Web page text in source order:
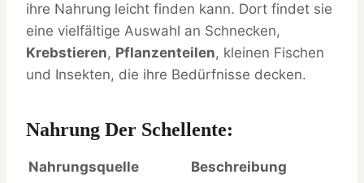
ihre Nahrung leicht finden kann. Dort findet sie
eine vielfältige Auswahl an Schnecken,
Krebstieren, Pflanzenteilen, kleinen Fischen
und Insekten, die ihre Bedürfnisse decken.
Nahrung Der Schellente:
Nahrungsquelle Beschreibung